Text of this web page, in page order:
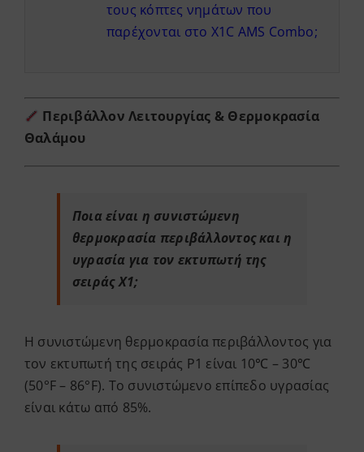
τους κόπτες νημάτων που
παρέχονται στο X1C AMS Combo;
Περιβάλλον Λειτουργίας & Θερμοκρασία
Θαλάμου
Ποια είναι η συνιστώμενη
θερμοκρασία περιβάλλοντος και η
υγρασία για τον εκτυπωτή της
σειράς X1;
Η συνιστώμενη θερμοκρασία περιβάλλοντος για
τον εκτυπωτή της σειράς P1 είναι 10℃ – 30℃
(50°F – 86°F). Το συνιστώμενο επίπεδο υγρασίας
είναι κάτω από 85%.